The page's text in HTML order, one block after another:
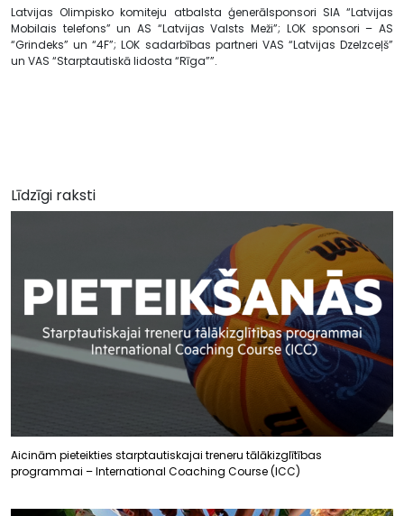
Latvijas Olimpisko komiteju atbalsta ģenerālsponsori SIA “Latvijas
Mobilais telefons” un AS “Latvijas Valsts Meži”; LOK sponsori – AS
“Grindeks” un “4F”; LOK sadarbības partneri VAS “Latvijas Dzelzceļš”
un VAS “Starptautiskā lidosta “Rīga””.
Līdzīgi raksti
Aicinām pieteikties starptautiskajai treneru tālākizglītības
programmai – International Coaching Course (ICC)